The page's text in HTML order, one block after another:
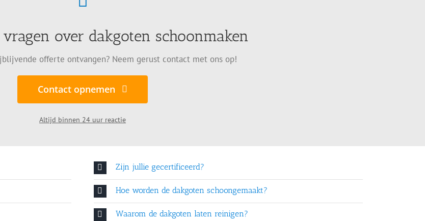
vragen over dakgoten schoonmaken
offerte ontvangen? Neem gerust contact met ons op!
Contact opnemen
Altijd binnen 24 uur reactie
Zijn jullie gecertificeerd?
Hoe worden de dakgoten schoongemaakt?
Waarom de dakgoten laten reinigen?